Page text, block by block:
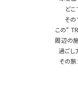
ど
その
この“
周辺の
過ごし
その旅